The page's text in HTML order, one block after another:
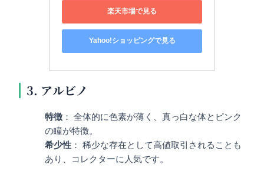
楽天市場で見る
Yahoo!ショッピングで見る
3. アルビノ
特徴 ： 全体的に色素が薄く、真っ白な体とピンク
の瞳が特徴。
希少性 ： 稀少な存在として高値取引されることも
あり、コレクターに人気です。